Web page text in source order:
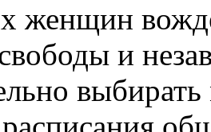
женщин
и